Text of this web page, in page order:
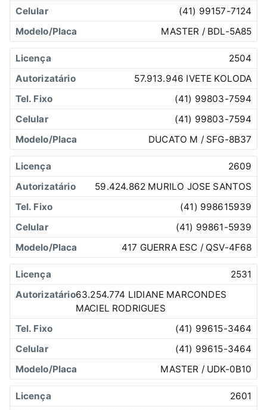
(41) 99157-7124
MASTER / BDL-5A85
2504
57.913.946 IVETE KOLODA
(41) 99803-7594
(41) 99803-7594
DUCATO M / SFG-8B37
2609
59.424.862 MURILO JOSE SANTOS
(41) 998615939
(41) 99861-5939
417 GUERRA ESC / QSV-4F68
2531
63.254.774 LIDIANE MARCONDES
MACIEL RODRIGUES
(41) 99615-3464
(41) 99615-3464
MASTER / UDK-0B10
2601